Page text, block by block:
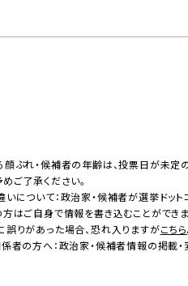
ぶれ・候補者の年齢は、投票日が未
ご了承ください。
について：政治家・候補者が選挙ドッ
はご自身で情報を書き込むことができ
りがあった場合、恐れ入りますがこちら
者の方へ：政治家・候補者情報の掲載・